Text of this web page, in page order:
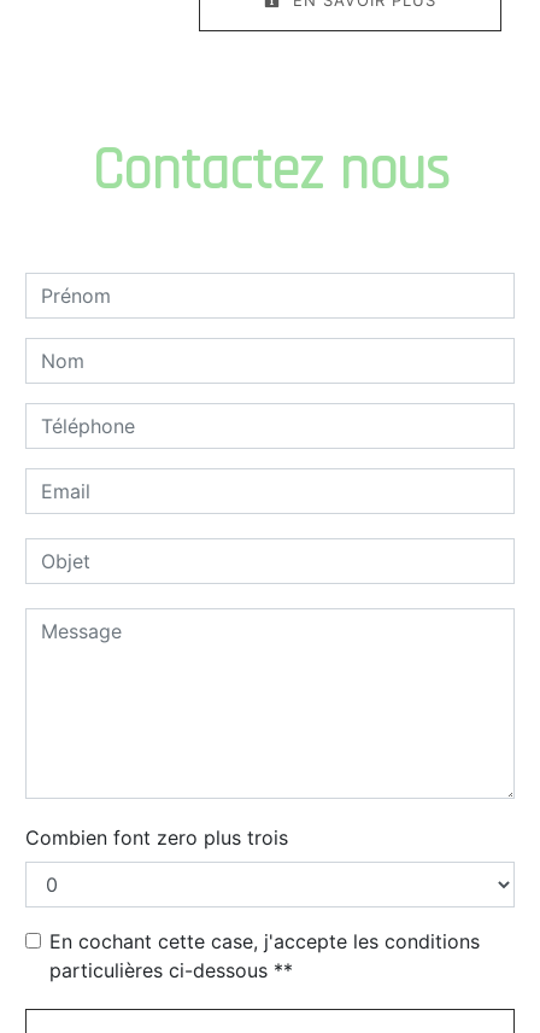
Contactez nous
Combien font zero plus trois
En cochant cette case, j'accepte les conditions
particulières ci-dessous **